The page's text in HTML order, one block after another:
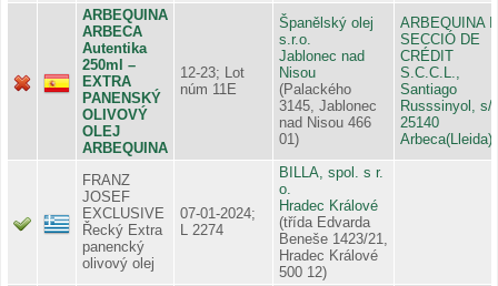
ARBEQUINA
ARBECA
Autentika
250ml –
EXTRA
PANENSKÝ
OLIVOVÝ
OLEJ
ARBEQUINA
12-23; Lot
núm 11E
Španělský olej
s.r.o.
Jablonec nad
Nisou
(Palackého
3145, Jablonec
nad Nisou 466
01)
ARBEQUINA I
SECCIÓ DE
CRÉDIT
S.C.C.L.,
Santiago
Russsinyol, s/
25140
Arbeca(Lleida)
FRANZ
JOSEF
EXCLUSIVE
Řecký Extra
panencký
olivový olej
07-01-2024;
L 2274
BILLA, spol. s r.
o.
Hradec Králové
(třída Edvarda
Beneše 1423/21,
Hradec Králové
500 12)